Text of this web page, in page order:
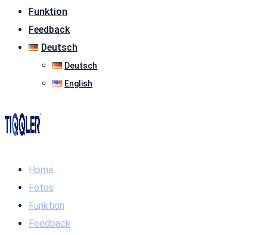
Funktion
Feedback
Deutsch
Deutsch
English
Home
Fotos
Funktion
Feedback